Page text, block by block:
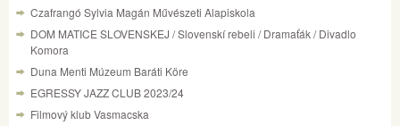
Czafrangó Sylvia Magán Művészeti Alapiskola
DOM MATICE SLOVENSKEJ / Slovenskí rebeli / Dramaťák / Divadlo
Komora
Duna Menti Múzeum Baráti Köre
EGRESSY JAZZ CLUB 2023/24
Filmový klub Vasmacska